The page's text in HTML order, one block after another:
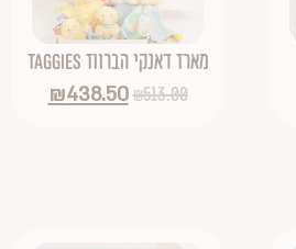
₪513.00
₪438.50
מארז דאנקי הברווז TAGGIES